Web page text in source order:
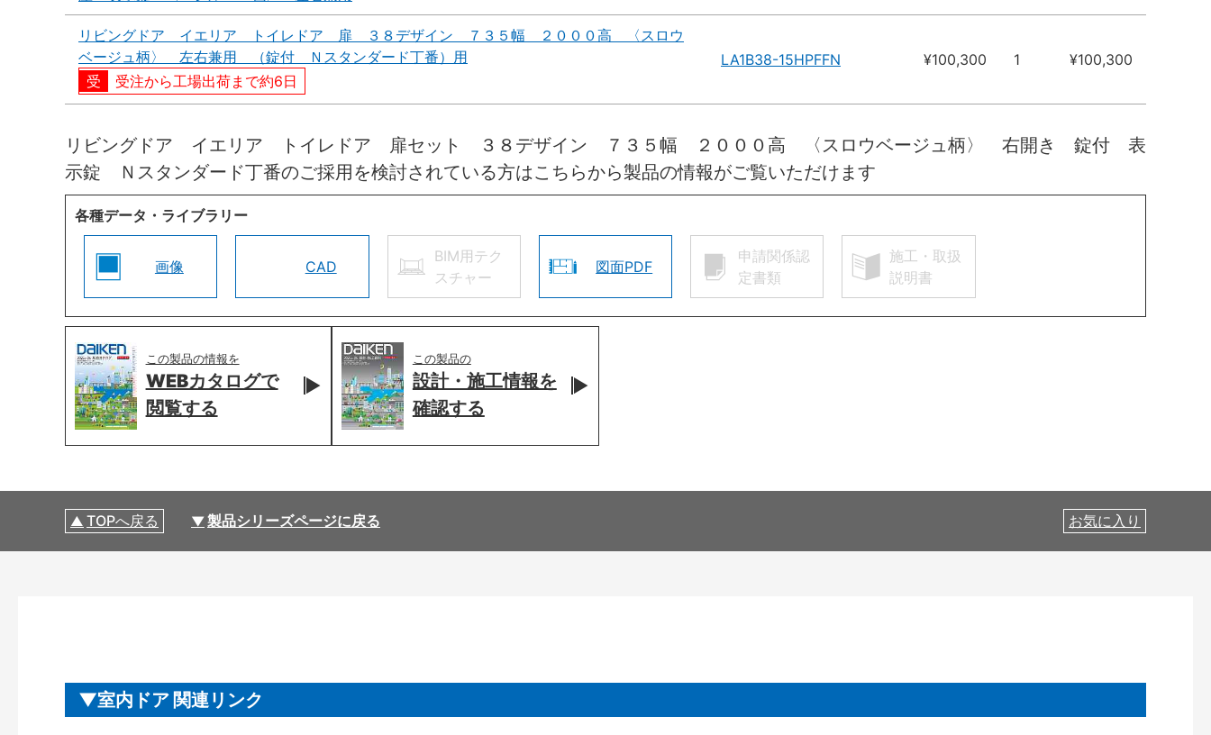
リビングドア イエリア トイレドア 扉 ３８デザイン ７３５幅 ２０００高 〈スロウ
ベージュ柄〉 左右兼用 （錠付 Ｎスタンダード丁番）用
受注から工場出荷まで約6日
LA1B38-15HPFFN ¥100,300 1 ¥100,300
リビングドア イエリア トイレドア 扉セット ３８デザイン ７３５幅 ２０００高 〈スロウベージュ柄〉 右開き 錠付 表
示錠 Ｎスタンダード丁番のご採用を検討されている方はこちらから製品の情報がご覧いただけます
各種データ・ライブラリー
画像 CAD
BIM用テク
スチャー
図面PDF
申請関係認
定書類
施工・取扱
説明書
この製品の情報を
WEBカタログで
閲覧する
この製品の
設計・施工情報を
確認する
TOPへ戻る 製品シリーズページに戻る お気に入り
室内ドア 関連リンク